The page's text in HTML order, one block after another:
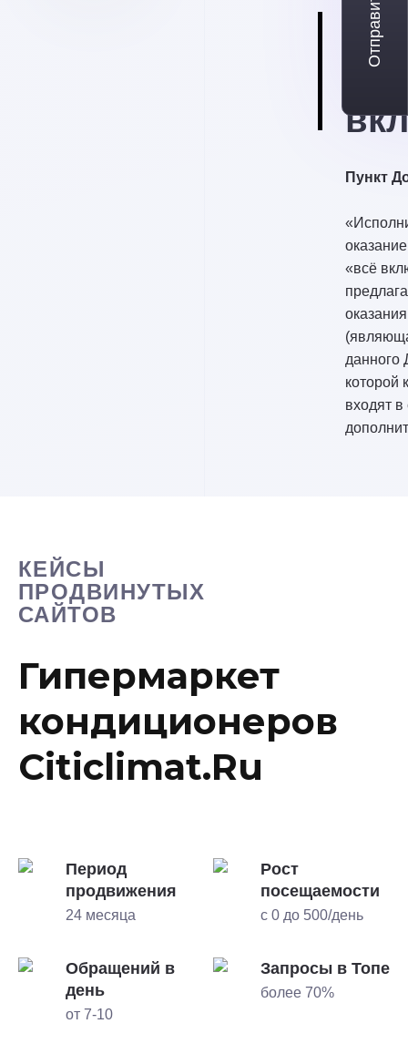
Пункт
«всё
данного
которой
входят в
КЕЙСЫ
ПРОДВИНУТЫХ
САЙТОВ
Гипермаркет
кондиционеров
Citiclimat.Ru
Период
продвижения
24 месяца
Рост
посещаемости
с 0 до 500/день
Обращений в
день
от 7-10
Запросы в Топе
более 70%